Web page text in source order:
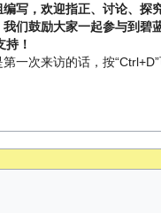
写，欢迎指正、讨论、
们鼓励大家一起参与到
！
一次来访的话，按